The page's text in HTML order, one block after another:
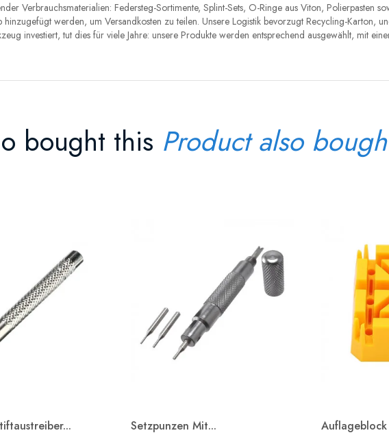
Verbrauchsmaterialien: Federsteg-Sortimente, Splint-Sets, O-Ringe aus Viton, Polierpasten
werden, um Versandkosten zu teilen. Unsere Logistik bevorzugt Recycling-Karton,
investiert, tut dies für viele Jahre: unsere Produkte werden entsprechend ausgewählt, mit
bought this Product also
Setzpunzen Mit... Auflageblock